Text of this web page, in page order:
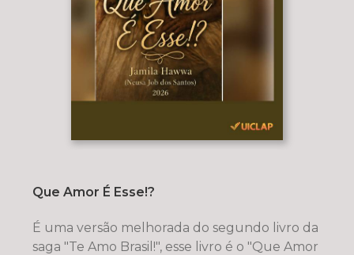
Que Amor É Esse!?
É uma versão melhorada do segundo livro da
saga "Te Amo Brasil!", esse livro é o "Que Amor